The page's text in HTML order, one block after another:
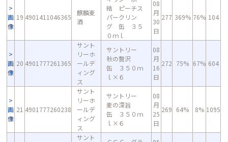
画
像
19 4901411046365
麒麟麦
酒
結 ピーチス
パークリン
グ 缶 ３５
０ｍｌ
08
月
30
日
277 369% 76% 104
画
像
20 4901777261365
サント
リーホ
ールデ
ィング
ス
サントリー
秋の贅沢
缶 ３５０ｍ
ｌ×６
08
月
16
日
272 75% 67% 604
画
像
21 4901777260238
サント
リーホ
ールデ
ィング
ス
サントリー
麦の深旨
缶 ３５０ｍ
ｌ×６
08
月
25
日
269 64% 8% 1095
サント